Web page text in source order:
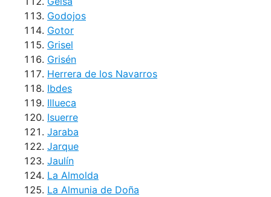
Godojos
Gotor
Grisel
Grisén
Herrera de los Navarros
Ibdes
Illueca
Isuerre
Jaraba
Jarque
Jaulín
La Almolda
La Almunia de Doña